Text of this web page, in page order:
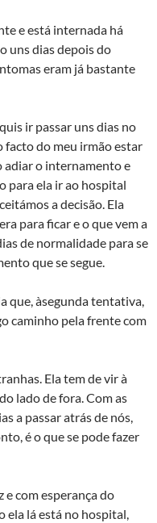
e está internada há
uns dias depois do
eram já bastante
ir passar uns dias no
facto do meu irmão estar
adiar o internamento e
para ela ir ao hospital
a decisão. Ela
para ficar e o que vem a
de normalidade para se
que se segue.
que, àsegunda tentativa,
caminho pela frente com
Ela tem de vir à
lado de fora. Com as
a passar atrás de nós,
é o que se pode fazer
e com esperança do
lá está no hospital,